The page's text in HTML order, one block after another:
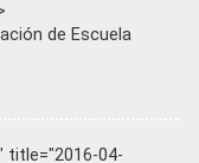
de Escuela
title="2016-04-